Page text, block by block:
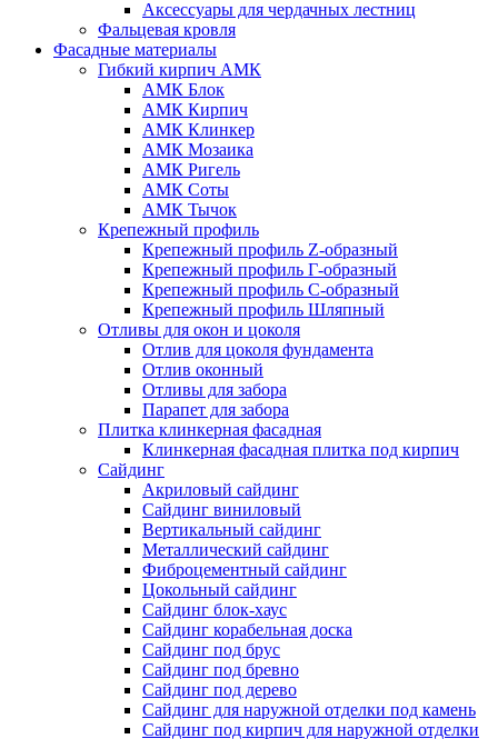
Аксессуары для чердачных лестниц
Фальцевая кровля
Фасадные материалы
Гибкий кирпич АМК
АМК Блок
АМК Кирпич
АМК Клинкер
АМК Мозаика
АМК Ригель
АМК Соты
АМК Тычок
Крепежный профиль
Крепежный профиль Z-образный
Крепежный профиль Г-образный
Крепежный профиль С-образный
Крепежный профиль Шляпный
Отливы для окон и цоколя
Отлив для цоколя фундамента
Отлив оконный
Отливы для забора
Парапет для забора
Плитка клинкерная фасадная
Клинкерная фасадная плитка под кирпич
Сайдинг
Акриловый сайдинг
Сайдинг виниловый
Вертикальный сайдинг
Металлический сайдинг
Фиброцементный сайдинг
Цокольный сайдинг
Сайдинг блок-хаус
Сайдинг корабельная доска
Сайдинг под брус
Сайдинг под бревно
Сайдинг под дерево
Сайдинг для наружной отделки под камень
Сайдинг под кирпич для наружной отделки